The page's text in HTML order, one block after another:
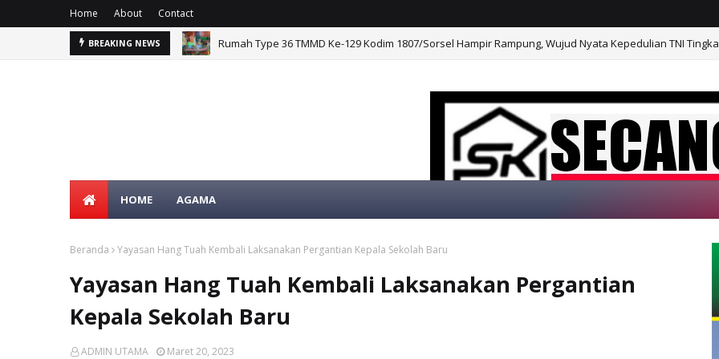
Home About Contact
BREAKING NEWS
Rumah Type 36 TMMD Ke-129 Kodim 1807/Sorsel Hampir Rampung, Wujud Nyata Kepedulian TNI
Satgas TMMD Ke-129 Pastikan Kesehatan Warga Masyarakat dan Personel Tetap Prima Demi
SELAMAT DATANG DI WEBSITE KAMI, "SECANGKIR
HOME AGAMA
Beranda Yayasan Hang Tuah Kembali Laksanakan Pergantian Kepala Sekolah Baru
Yayasan Hang Tuah Kembali Laksanakan Pergantian
Kepala Sekolah Baru
ADMIN UTAMA Maret 20, 2023